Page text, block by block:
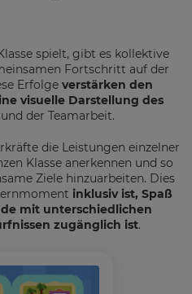
spielt, gibt es kollektive
Fortschritt auf der
Erfolge verstärken den
visuelle Darstellung des
der Teamarbeit.
die Leistungen einzelner
Klasse anerkennen und so
Ziele hinzuarbeiten. Dies
inklusiv ist, Spaß
mit unterschiedlichen
zugänglich ist.